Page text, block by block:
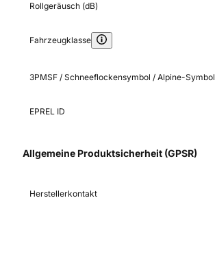
Rollgeräusch (dB)
Fahrzeugklasse
3PMSF / Schneeflockensymbol / Alpine-Symbol
EPREL ID
Allgemeine Produktsicherheit (GPSR)
Herstellerkontakt